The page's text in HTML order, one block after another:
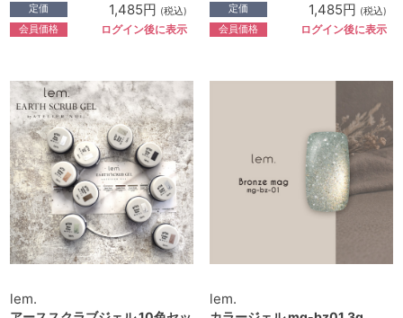
定価 1,485円 (税込)
会員価格 ログイン後に表示
定価 1,485円 (税込)
会員価格 ログイン後に表示
lem. lem.